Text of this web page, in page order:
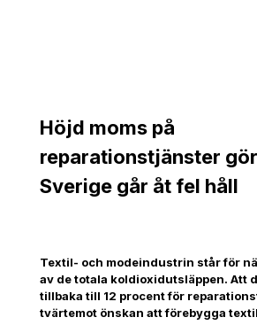
Höjd moms på
reparationstjänster
Sverige går åt fel håll
Textil- och modeindustrin står för
av de totala koldioxidutsläppen. Att
tillbaka till 12 procent för
tvärtemot önskan att förebygga